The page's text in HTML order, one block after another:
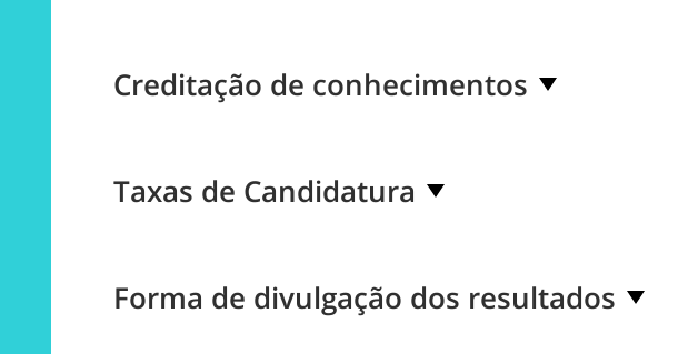
Creditação de conhecimentos
Taxas de Candidatura
Forma de divulgação dos resultados